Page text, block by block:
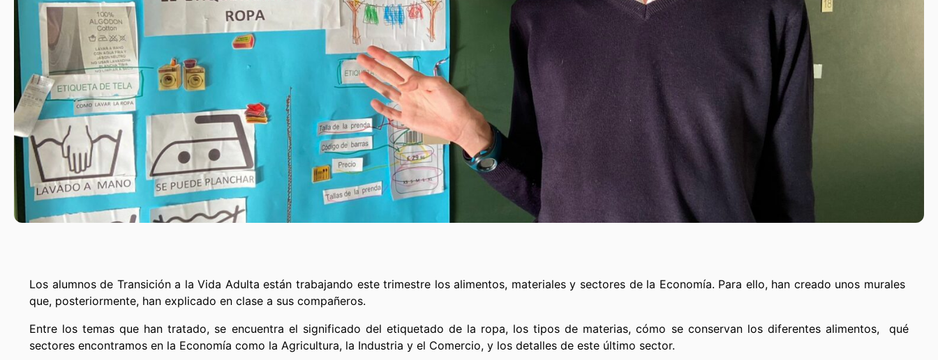
Los alumnos de Transición a la Vida Adulta están trabajando este trimestre los alimentos, materiales y sectores de la Economía. Para ello, han creado unos murales
que, posteriormente, han explicado en clase a sus compañeros.
Entre los temas que han tratado, se encuentra el significado del etiquetado de la ropa, los tipos de materias, cómo se conservan los diferentes alimentos, qué
sectores encontramos en la Economía como la Agricultura, la Industria y el Comercio, y los detalles de este último sector.